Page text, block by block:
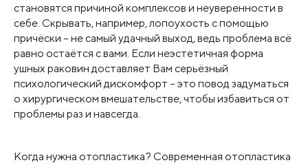
становятся причиной комплексов и неуверенности в
себе. Скрывать, например, лопоухость с помощью
причёски – не самый удачный выход, ведь проблема всё
равно остаётся с вами. Если неэстетичная форма
ушных раковин доставляет Вам серьёзный
психологический дискомфорт – это повод задуматься
о хирургическом вмешательстве, чтобы избавиться от
проблемы раз и навсегда.
Когда нужна отопластика? Современная отопластика